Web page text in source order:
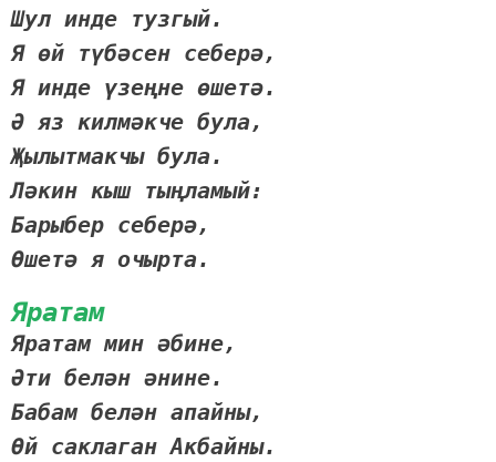
Шул инде тузгый.
Я өй түбәсен себерә,
Я инде үзеңне өшетә.
Ә яз килмәкче була,
Җылытмакчы була.
Ләкин кыш тыңламый:
Барыбер себерә,
Өшетә я очырта.
Яратам
Яратам мин әбине,
Әти белән әнине.
Бабам белән апайны,
Өй саклаган Акбайны.